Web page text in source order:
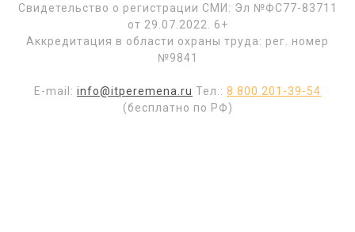
Свидетельство о регистрации СМИ: Эл №ФС77-83711
от 29.07.2022. 6+
Аккредитация в области охраны труда: рег. номер
№9841
E-mail: info@itperemena.ru Тел.: 8 800 201-39-54
(бесплатно по РФ)